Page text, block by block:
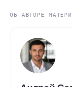
ОБ АВТОРЕ